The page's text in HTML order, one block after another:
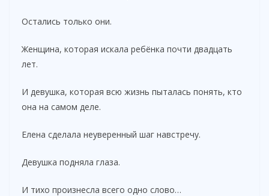
Остались только они.
Женщина, которая искала ребёнка почти двадцать
лет.
И девушка, которая всю жизнь пыталась понять, кто
она на самом деле.
Елена сделала неуверенный шаг навстречу.
Девушка подняла глаза.
И тихо произнесла всего одно слово…